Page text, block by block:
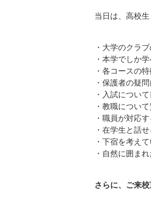
当日は、高校
・大学のクラ
・本学でしか
・各コースの
・保護者の疑
・入試につい
・教職につい
・職員が対応す
・在学生と話せ
・下宿を考え
・自然に囲ま
さらに、ご来